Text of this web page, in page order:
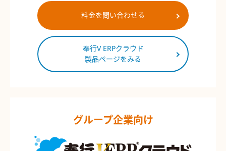
料金を問い合わせる
奉行V ERPクラウド
製品ページをみる
グループ企業向け